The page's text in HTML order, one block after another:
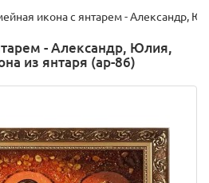
икона с янтарем - Александр,
- Александр, Юлия,
из янтаря (ар-86)